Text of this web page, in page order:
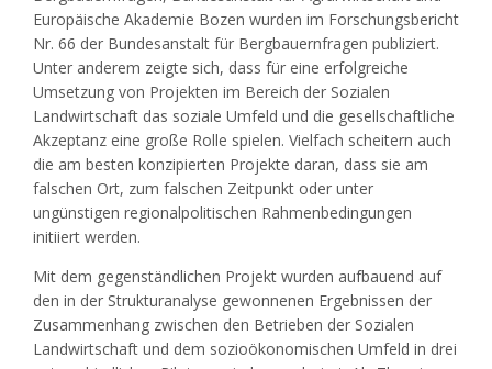
Europäische Akademie Bozen wurden im Forschungsbericht
Nr. 66 der Bundesanstalt für Bergbauernfragen publiziert.
Unter anderem zeigte sich, dass für eine erfolgreiche
Umsetzung von Projekten im Bereich der Sozialen
Landwirtschaft das soziale Umfeld und die gesellschaftliche
Akzeptanz eine große Rolle spielen. Vielfach scheitern auch
die am besten konzipierten Projekte daran, dass sie am
falschen Ort, zum falschen Zeitpunkt oder unter
ungünstigen regionalpolitischen Rahmenbedingungen
initiiert werden.
Mit dem gegenständlichen Projekt wurden aufbauend auf
den in der Strukturanalyse gewonnenen Ergebnissen der
Zusammenhang zwischen den Betrieben der Sozialen
Landwirtschaft und dem sozioökonomischen Umfeld in drei